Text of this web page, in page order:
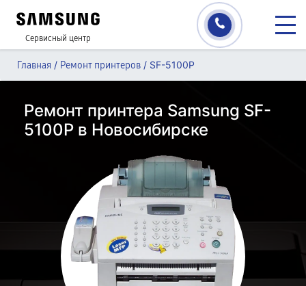
Сервисный центр
Главная / Ремонт принтеров / SF-5100P
Ремонт принтера Samsung SF-
5100P в Новосибирске